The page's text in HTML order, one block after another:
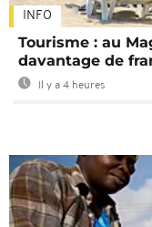
INFO
Tourisme : au
davantage de
Il y a 4 heures